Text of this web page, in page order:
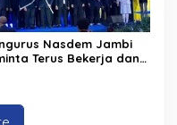
Nasdem Jambi
Terus Bekerja dan